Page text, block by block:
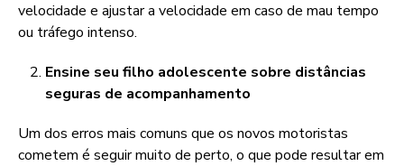
velocidade e ajustar a velocidade em caso de mau tempo
ou tráfego intenso.
Ensine seu filho adolescente sobre distâncias
seguras de acompanhamento
Um dos erros mais comuns que os novos motoristas
cometem é seguir muito de perto, o que pode resultar em